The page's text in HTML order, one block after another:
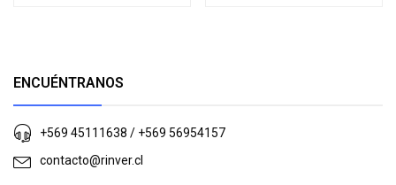
ENCUÉNTRANOS
+569 45111638 / +569 56954157
contacto@rinver.cl